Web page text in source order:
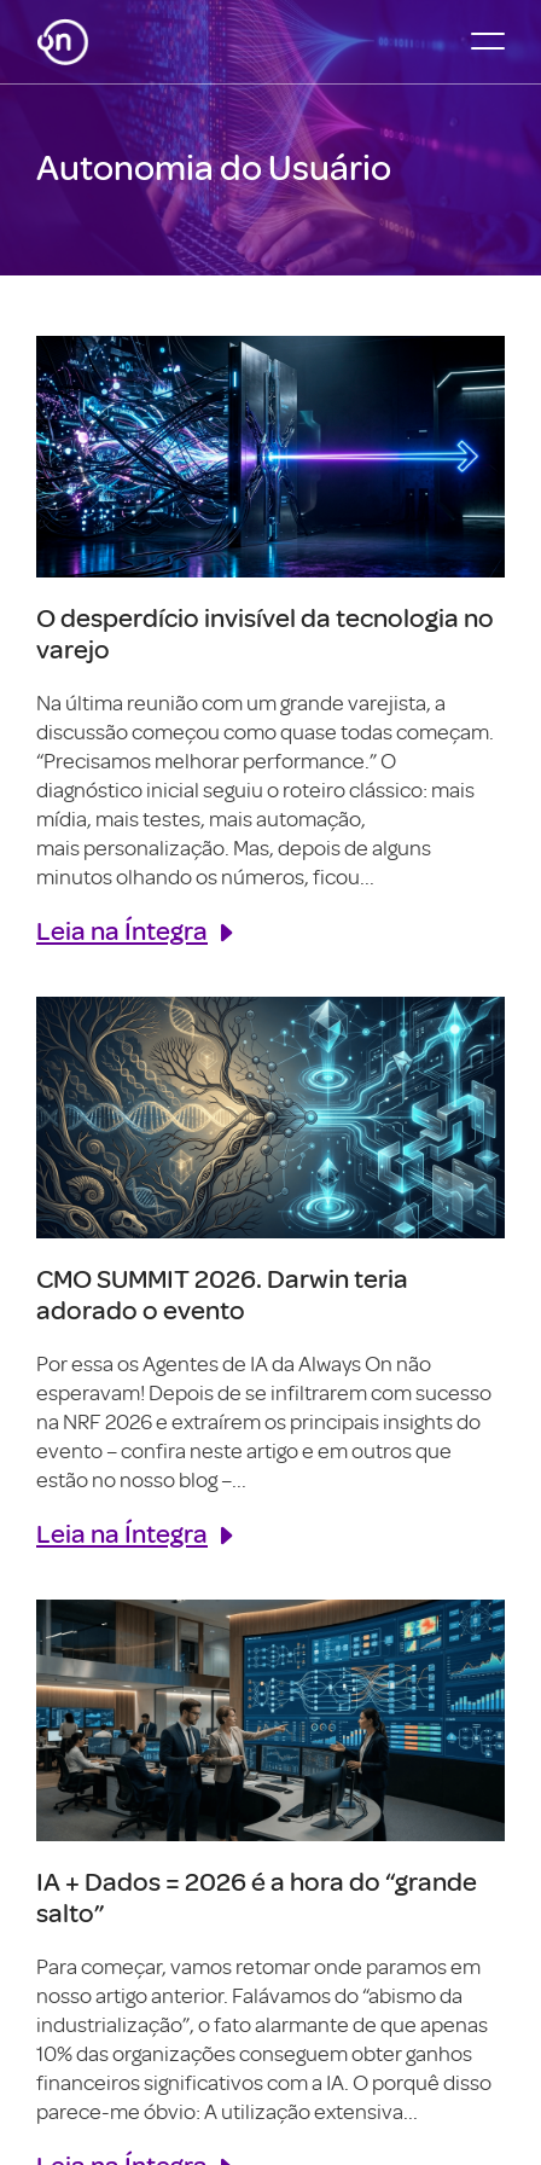
Autonomia do Usuário
O desperdício invisível da tecnologia no
varejo
Na última reunião com um grande varejista, a
discussão começou como quase todas começam.
“Precisamos melhorar performance.” O
diagnóstico inicial seguiu o roteiro clássico: mais
mídia, mais testes, mais automação,
mais personalização. Mas, depois de alguns
minutos olhando os números, ficou...
Leia na Íntegra
CMO SUMMIT 2026. Darwin teria
adorado o evento
Por essa os Agentes de IA da Always On não
esperavam! Depois de se infiltrarem com sucesso
na NRF 2026 e extraírem os principais insights do
evento – confira neste artigo e em outros que
estão no nosso blog –...
Leia na Íntegra
IA + Dados = 2026 é a hora do “grande
salto”
Para começar, vamos retomar onde paramos em
nosso artigo anterior. Falávamos do “abismo da
industrialização”, o fato alarmante de que apenas
10% das organizações conseguem obter ganhos
financeiros significativos com a IA. O porquê disso
parece-me óbvio: A utilização extensiva...